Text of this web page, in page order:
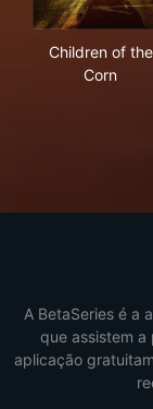
Children of the
Corn
A BetaSeries é a
que assistem a
aplicação